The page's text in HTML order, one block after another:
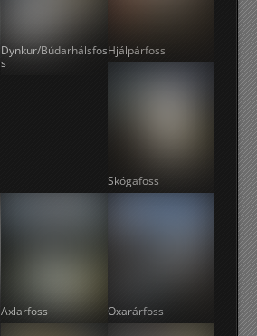
Dynkur/Búdarhálsfos
s
Hjálpárfoss
Skógafoss
Axlarfoss Oxarárfoss